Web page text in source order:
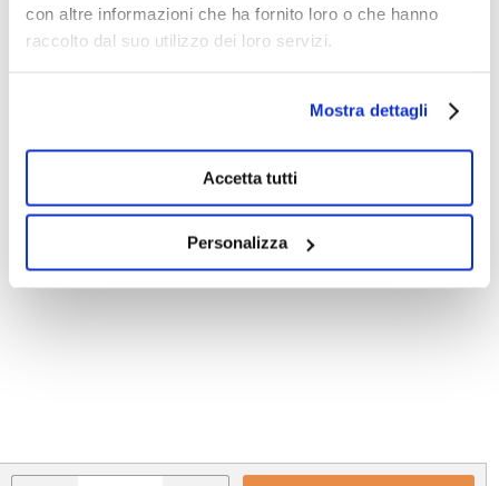
con altre informazioni che ha fornito loro o che hanno
raccolto dal suo utilizzo dei loro servizi.
Mostra dettagli
Accetta tutti
Personalizza